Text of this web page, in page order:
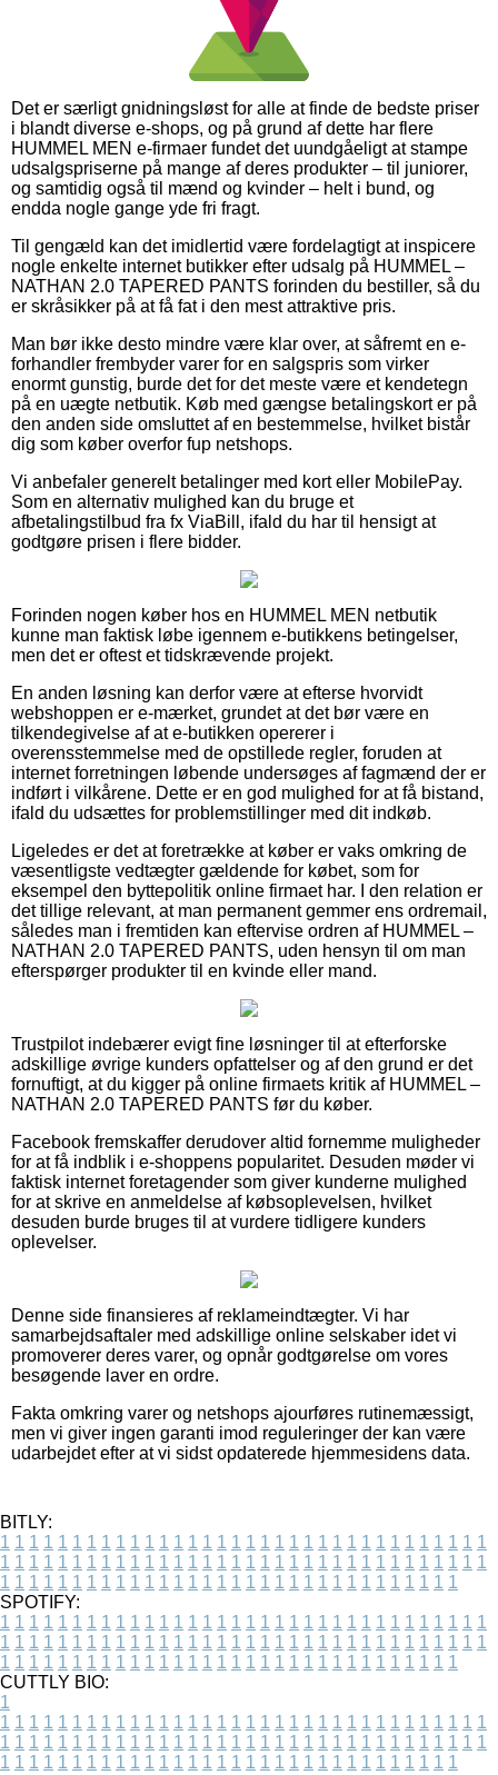
Det er særligt gnidningsløst for alle at finde de bedste priser
i blandt diverse e-shops, og på grund af dette har flere
HUMMEL MEN e-firmaer fundet det uundgåeligt at stampe
udsalgspriserne på mange af deres produkter – til juniorer,
og samtidig også til mænd og kvinder – helt i bund, og
endda nogle gange yde fri fragt.
Til gengæld kan det imidlertid være fordelagtigt at inspicere
nogle enkelte internet butikker efter udsalg på HUMMEL –
NATHAN 2.0 TAPERED PANTS forinden du bestiller, så du
er skråsikker på at få fat i den mest attraktive pris.
Man bør ikke desto mindre være klar over, at såfremt en e-
forhandler frembyder varer for en salgspris som virker
enormt gunstig, burde det for det meste være et kendetegn
på en uægte netbutik. Køb med gængse betalingskort er på
den anden side omsluttet af en bestemmelse, hvilket bistår
dig som køber overfor fup netshops.
Vi anbefaler generelt betalinger med kort eller MobilePay.
Som en alternativ mulighed kan du bruge et
afbetalingstilbud fra fx ViaBill, ifald du har til hensigt at
godtgøre prisen i flere bidder.
Forinden nogen køber hos en HUMMEL MEN netbutik
kunne man faktisk løbe igennem e-butikkens betingelser,
men det er oftest et tidskrævende projekt.
En anden løsning kan derfor være at efterse hvorvidt
webshoppen er e-mærket, grundet at det bør være en
tilkendegivelse af at e-butikken opererer i
overensstemmelse med de opstillede regler, foruden at
internet forretningen løbende undersøges af fagmænd der er
indført i vilkårene. Dette er en god mulighed for at få bistand,
ifald du udsættes for problemstillinger med dit indkøb.
Ligeledes er det at foretrække at køber er vaks omkring de
væsentligste vedtægter gældende for købet, som for
eksempel den byttepolitik online firmaet har. I den relation er
det tillige relevant, at man permanent gemmer ens ordremail,
således man i fremtiden kan eftervise ordren af HUMMEL –
NATHAN 2.0 TAPERED PANTS, uden hensyn til om man
efterspørger produkter til en kvinde eller mand.
Trustpilot indebærer evigt fine løsninger til at efterforske
adskillige øvrige kunders opfattelser og af den grund er det
fornuftigt, at du kigger på online firmaets kritik af HUMMEL –
NATHAN 2.0 TAPERED PANTS før du køber.
Facebook fremskaffer derudover altid fornemme muligheder
for at få indblik i e-shoppens popularitet. Desuden møder vi
faktisk internet foretagender som giver kunderne mulighed
for at skrive en anmeldelse af købsoplevelsen, hvilket
desuden burde bruges til at vurdere tidligere kunders
oplevelser.
Denne side finansieres af reklameindtægter. Vi har
samarbejdsaftaler med adskillige online selskaber idet vi
promoverer deres varer, og opnår godtgørelse om vores
besøgende laver en ordre.
Fakta omkring varer og netshops ajourføres rutinemæssigt,
men vi giver ingen garanti imod reguleringer der kan være
udarbejdet efter at vi sidst opdaterede hjemmesidens data.
BITLY:
1 1 1 1 1 1 1 1 1 1 1 1 1 1 1 1 1 1 1 1 1 1 1 1 1 1 1 1 1 1 1 1 1 1
1 1 1 1 1 1 1 1 1 1 1 1 1 1 1 1 1 1 1 1 1 1 1 1 1 1 1 1 1 1 1 1 1 1
1 1 1 1 1 1 1 1 1 1 1 1 1 1 1 1 1 1 1 1 1 1 1 1 1 1 1 1 1 1 1 1
SPOTIFY:
1 1 1 1 1 1 1 1 1 1 1 1 1 1 1 1 1 1 1 1 1 1 1 1 1 1 1 1 1 1 1 1 1 1
1 1 1 1 1 1 1 1 1 1 1 1 1 1 1 1 1 1 1 1 1 1 1 1 1 1 1 1 1 1 1 1 1 1
1 1 1 1 1 1 1 1 1 1 1 1 1 1 1 1 1 1 1 1 1 1 1 1 1 1 1 1 1 1 1 1
CUTTLY BIO:
1
1 1 1 1 1 1 1 1 1 1 1 1 1 1 1 1 1 1 1 1 1 1 1 1 1 1 1 1 1 1 1 1 1 1
1 1 1 1 1 1 1 1 1 1 1 1 1 1 1 1 1 1 1 1 1 1 1 1 1 1 1 1 1 1 1 1 1 1
1 1 1 1 1 1 1 1 1 1 1 1 1 1 1 1 1 1 1 1 1 1 1 1 1 1 1 1 1 1 1 1